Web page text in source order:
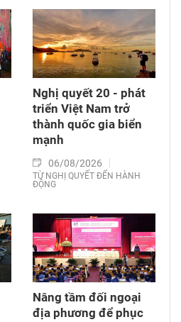
Nghị quyết 20 - phát
triển Việt Nam trở
thành quốc gia biển
mạnh
06/08/2026
TỪ NGHỊ QUYẾT ĐẾN HÀNH
ĐỘNG
Nâng tầm đối ngoại
địa phương để phục